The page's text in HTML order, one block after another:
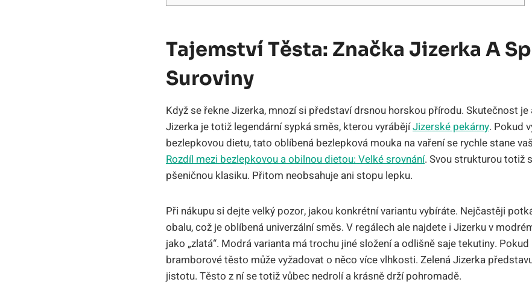
Tajemství Těsta: Značka Jizerka A
Suroviny
Když se řekne Jizerka, mnozí si představí drsnou horskou přírodu. Skutečnost
Jizerka je totiž legendární sypká směs, kterou vyrábějíJizerské pekárny. Pokud
bezlepkovou dietu, tato oblíbená bezlepková mouka na vaření se rychle stane
Rozdíl mezi bezlepkovou a obilnou dietou: Velké srovnání. Svou strukturou totiž
pšeničnou klasiku. Přitom neobsahuje ani stopu lepku.
Při nákupu si dejte velký pozor, jakou konkrétní variantu vybíráte. Nejčastěji
obalu, což je oblíbená univerzální směs. V regálech ale najdete i Jizerku v
jako „zlatá“. Modrá varianta má trochu jiné složení a odlišně saje tekutiny.
bramborové těsto může vyžadovat o něco více vlhkosti. Zelená Jizerka
jistotu. Těsto z ní se totiž vůbec nedrolí a krásně drží pohromadě.